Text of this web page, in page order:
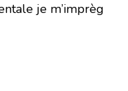
je m’imprèg